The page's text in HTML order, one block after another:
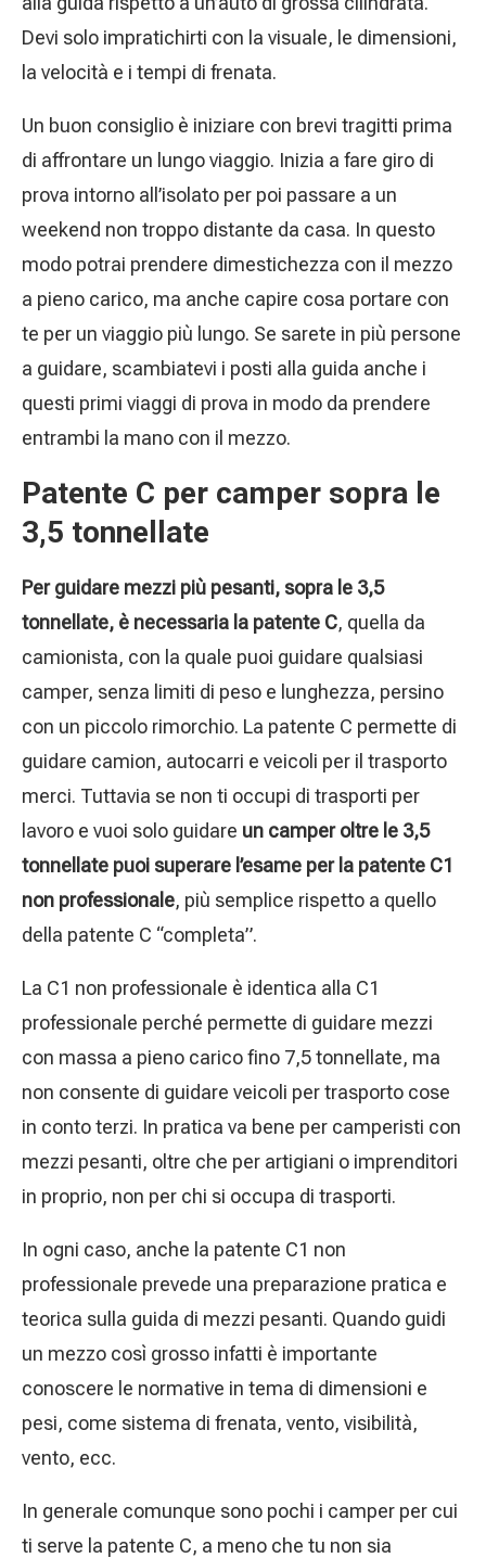
Devi solo impratichirti con la visuale, le dimensioni,
la velocità e i tempi di frenata.
Un buon consiglio è iniziare con brevi tragitti prima
di affrontare un lungo viaggio. Inizia a fare giro di
prova intorno all’isolato per poi passare a un
weekend non troppo distante da casa. In questo
modo potrai prendere dimestichezza con il mezzo
a pieno carico, ma anche capire cosa portare con
te per un viaggio più lungo. Se sarete in più persone
a guidare, scambiatevi i posti alla guida anche i
questi primi viaggi di prova in modo da prendere
entrambi la mano con il mezzo.
Patente C per camper sopra le
3,5 tonnellate
Per guidare mezzi più pesanti, sopra le 3,5
tonnellate, è necessaria la patente C, quella da
camionista, con la quale puoi guidare qualsiasi
camper, senza limiti di peso e lunghezza, persino
con un piccolo rimorchio. La patente C permette di
guidare camion, autocarri e veicoli per il trasporto
merci. Tuttavia se non ti occupi di trasporti per
lavoro e vuoi solo guidare un camper oltre le 3,5
tonnellate puoi superare l’esame per la patente C1
non professionale, più semplice rispetto a quello
della patente C “completa”.
La C1 non professionale è identica alla C1
professionale perché permette di guidare mezzi
con massa a pieno carico fino 7,5 tonnellate, ma
non consente di guidare veicoli per trasporto cose
in conto terzi. In pratica va bene per camperisti con
mezzi pesanti, oltre che per artigiani o imprenditori
in proprio, non per chi si occupa di trasporti.
In ogni caso, anche la patente C1 non
professionale prevede una preparazione pratica e
teorica sulla guida di mezzi pesanti. Quando guidi
un mezzo così grosso infatti è importante
conoscere le normative in tema di dimensioni e
pesi, come sistema di frenata, vento, visibilità,
vento, ecc.
In generale comunque sono pochi i camper per cui
ti serve la patente C, a meno che tu non sia